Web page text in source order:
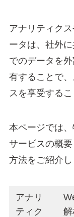
アナリティク
ータは、社外
でのデータを
有することで
スを享受する
本ページでは
サービスの概
方法をご紹介し
アナリ
ティク